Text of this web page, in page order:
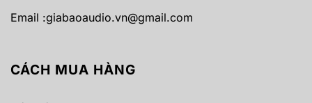
Email :giabaoaudio.vn@gmail.com
CÁCH MUA HÀNG